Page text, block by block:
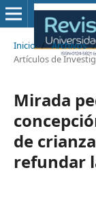
Inicio / Archivos /
Artículos de
Mirada
de
refundar